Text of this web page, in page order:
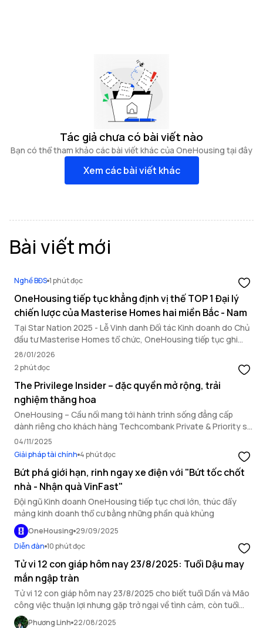
Tác giả chưa có bài viết nào
Bạn có thể tham khảo các bài viết khác của OneHousing tại đây
Xem các bài viết khác
Bài viết mới
Nghề BĐS 1 phút đọc
OneHousing tiếp tục khẳng định vị thế TOP 1 Đại lý
chiến lược của Masterise Homes hai miền Bắc - Nam
Tại Star Nation 2025 - Lễ Vinh danh Đối tác Kinh doanh do Chủ
đầu tư Masterise Homes tổ chức, OneHousing tiếp tục ghi
dấu ấn nổi bật với loạt thành tích quan trọng, khẳng định năng
lực triển khai toàn diện và vai trò đối tác chiến lược hàng đầu.
28/01/2026
2 phút đọc
The Privilege Insider – đặc quyền mở rộng, trải
nghiệm thăng hoa
OneHousing – Cầu nối mang tới hành trình sống đẳng cấp
dành riêng cho khách hàng Techcombank Private & Priority sở
hữu bất động sản Masterise Homes.
04/11/2025
Giải pháp tài chính 4 phút đọc
Bứt phá giới hạn, rinh ngay xe điện với "Bứt tốc chốt
nhà - Nhận quà VinFast"
Đội ngũ Kinh doanh OneHousing tiếp tục chơi lớn, thúc đẩy
mảng kinh doanh thổ cư bằng những phần quà khủng
OneHousing 29/09/2025
Diễn đàn 10 phút đọc
Tử vi 12 con giáp hôm nay 23/8/2025: Tuổi Dậu may
mắn ngập tràn
Tử vi 12 con giáp hôm nay 23/8/2025 cho biết tuổi Dần và Mão
công việc thuận lợi nhưng gặp trở ngại về tình cảm, còn tuổi
Dậu may mắn ngập tràn.
Phương Linh 22/08/2025